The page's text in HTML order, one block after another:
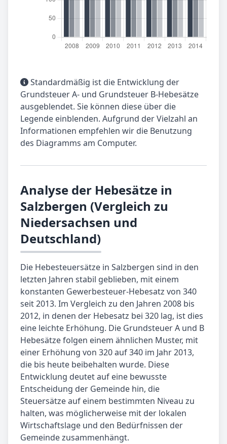
Standardmäßig ist die Entwicklung der
Grundsteuer A- und Grundsteuer B-Hebesätze
ausgeblendet. Sie können diese über die
Legende einblenden. Aufgrund der Vielzahl an
Informationen empfehlen wir die Benutzung
des Diagramms am Computer.
Analyse der Hebesätze in
Salzbergen (Vergleich zu
Niedersachsen und
Deutschland)
Die Hebesteuersätze in Salzbergen sind in den
letzten Jahren stabil geblieben, mit einem
konstanten Gewerbesteuer-Hebesatz von 340
seit 2013. Im Vergleich zu den Jahren 2008 bis
2012, in denen der Hebesatz bei 320 lag, ist dies
eine leichte Erhöhung. Die Grundsteuer A und B
Hebesätze folgen einem ähnlichen Muster, mit
einer Erhöhung von 320 auf 340 im Jahr 2013,
die bis heute beibehalten wurde. Diese
Entwicklung deutet auf eine bewusste
Entscheidung der Gemeinde hin, die
Steuersätze auf einem bestimmten Niveau zu
halten, was möglicherweise mit der lokalen
Wirtschaftslage und den Bedürfnissen der
Gemeinde zusammenhängt.